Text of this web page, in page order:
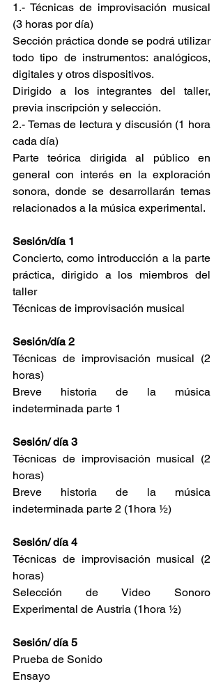
1.- Técnicas de improvisación musical
(3 horas por día)
Sección práctica donde se podrá utilizar
todo tipo de instrumentos: analógicos,
digitales y otros dispositivos.
Dirigido a los integrantes del taller,
previa inscripción y selección.
2.- Temas de lectura y discusión (1 hora
cada día)
Parte teórica dirigida al público en
general con interés en la exploración
sonora, donde se desarrollarán temas
relacionados a la música experimental.
Sesión/día 1
Concierto, como introducción a la parte
práctica, dirigido a los miembros del
taller
Técnicas de improvisación musical
Sesión/día 2
Técnicas de improvisación musical (2
horas)
Breve historia de la música
indeterminada parte 1
Sesión/ día 3
Técnicas de improvisación musical (2
horas)
Breve historia de la música
indeterminada parte 2 (1hora ½)
Sesión/ día 4
Técnicas de improvisación musical (2
horas)
Selección de Video Sonoro
Experimental de Austria (1hora ½)
Sesión/ día 5
Prueba de Sonido
Ensayo